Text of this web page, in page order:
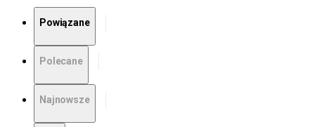
Powiązane
Polecane
Najnowsze